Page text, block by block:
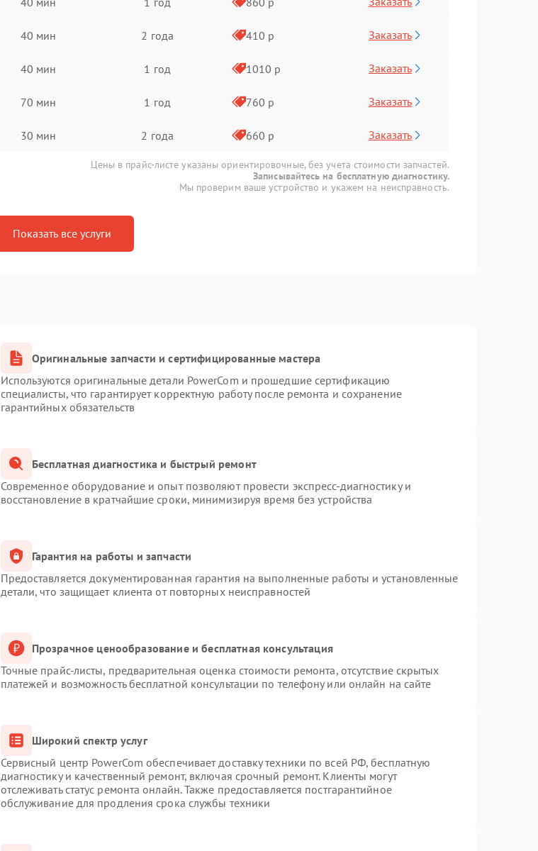
40 мин 2 года 410 р Заказать
40 мин 1 год 1010 р Заказать
70 мин 1 год 760 р Заказать
30 мин 2 года 660 р Заказать
Цены в прайс-листе указаны ориентировочные, без учета стоимости запчастей.
Записывайтесь на бесплатную диагностику.
Мы проверим ваше устройство и укажем на неисправность.
Показать все услуги
Оригинальные запчасти и сертифицированные мастера
Используются оригинальные детали PowerCom и прошедшие сертификацию
специалисты, что гарантирует корректную работу после ремонта и сохранение
гарантийных обязательств
Бесплатная диагностика и быстрый ремонт
Современное оборудование и опыт позволяют провести экспресс-диагностику и
восстановление в кратчайшие сроки, минимизируя время без устройства
Гарантия на работы и запчасти
Предоставляется документированная гарантия на выполненные работы и установленные
детали, что защищает клиента от повторных неисправностей
Прозрачное ценообразование и бесплатная консультация
Точные прайс-листы, предварительная оценка стоимости ремонта, отсутствие скрытых
платежей и возможность бесплатной консультации по телефону или онлайн на сайте
Широкий спектр услуг
Сервисный центр PowerCom обеспечивает доставку техники по всей РФ, бесплатную
диагностику и качественный ремонт, включая срочный ремонт. Клиенты могут
отслеживать статус ремонта онлайн. Также предоставляется постгарантийное
обслуживание для продления срока службы техники